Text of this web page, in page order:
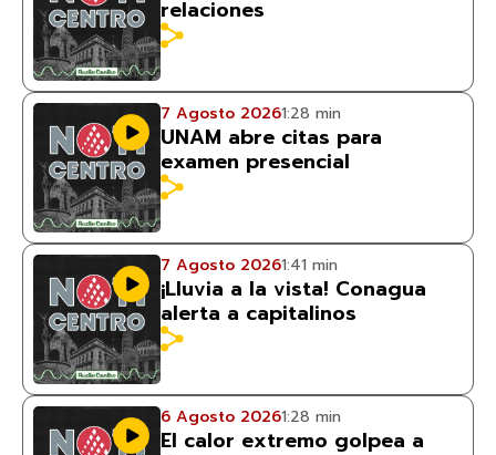
relaciones
7 Agosto 20261:28 min
UNAM abre citas para
examen presencial
7 Agosto 20261:41 min
¡Lluvia a la vista! Conagua
alerta a capitalinos
6 Agosto 20261:28 min
El calor extremo golpea a